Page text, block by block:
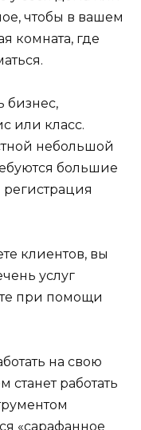
чтобы в вашем
комната, где
бизнес,
или класс.
небольшой
большие
клиентов, вы
услуг
при помощи
на свою
станет работать
«сарафанное